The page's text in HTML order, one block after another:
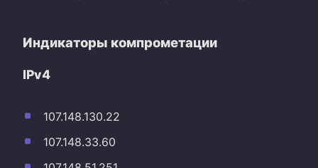
Индикаторы компрометации
IPv4
107.148.130.22
107.148.33.60